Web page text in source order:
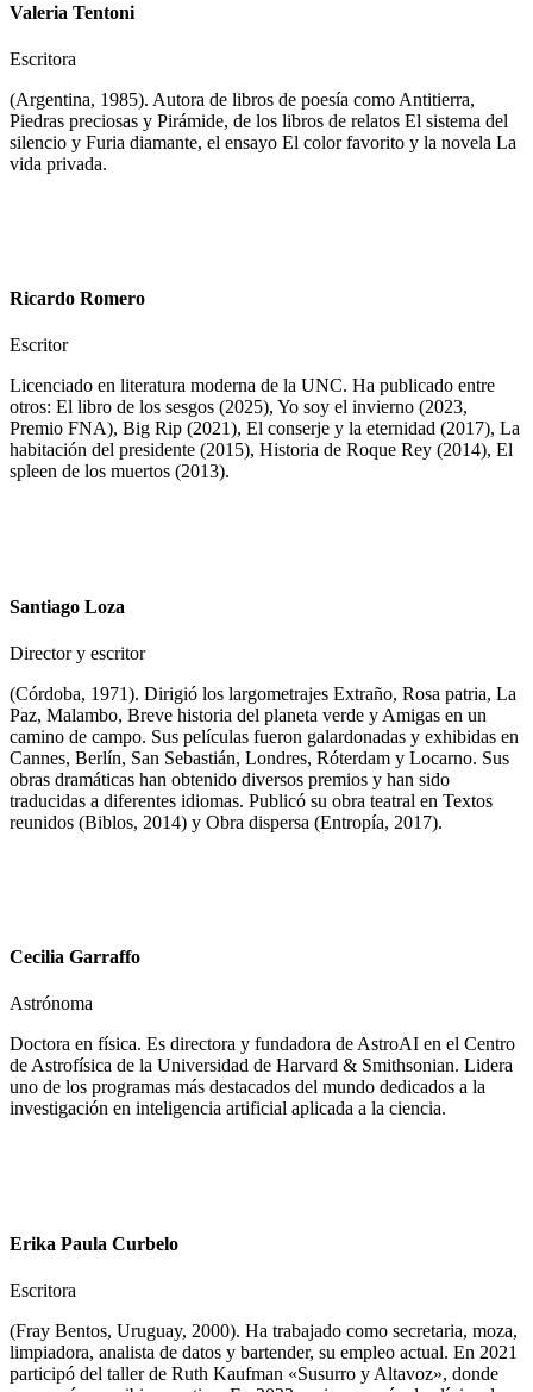
Valeria Tentoni
Escritora
(Argentina, 1985). Autora de libros de poesía como Antitierra,
Piedras preciosas y Pirámide, de los libros de relatos El sistema del
silencio y Furia diamante, el ensayo El color favorito y la novela La
vida privada.
Ricardo Romero
Escritor
Licenciado en literatura moderna de la UNC. Ha publicado entre
otros: El libro de los sesgos (2025), Yo soy el invierno (2023,
Premio FNA), Big Rip (2021), El conserje y la eternidad (2017), La
habitación del presidente (2015), Historia de Roque Rey (2014), El
spleen de los muertos (2013).
Santiago Loza
Director y escritor
(Córdoba, 1971). Dirigió los largometrajes Extraño, Rosa patria, La
Paz, Malambo, Breve historia del planeta verde y Amigas en un
camino de campo. Sus películas fueron galardonadas y exhibidas en
Cannes, Berlín, San Sebastián, Londres, Róterdam y Locarno. Sus
obras dramáticas han obtenido diversos premios y han sido
traducidas a diferentes idiomas. Publicó su obra teatral en Textos
reunidos (Biblos, 2014) y Obra dispersa (Entropía, 2017).
Cecilia Garraffo
Astrónoma
Doctora en física. Es directora y fundadora de AstroAI en el Centro
de Astrofísica de la Universidad de Harvard & Smithsonian. Lidera
uno de los programas más destacados del mundo dedicados a la
investigación en inteligencia artificial aplicada a la ciencia.
Erika Paula Curbelo
Escritora
(Fray Bentos, Uruguay, 2000). Ha trabajado como secretaria, moza,
limpiadora, analista de datos y bartender, su empleo actual. En 2021
participó del taller de Ruth Kaufman «Susurro y Altavoz», donde